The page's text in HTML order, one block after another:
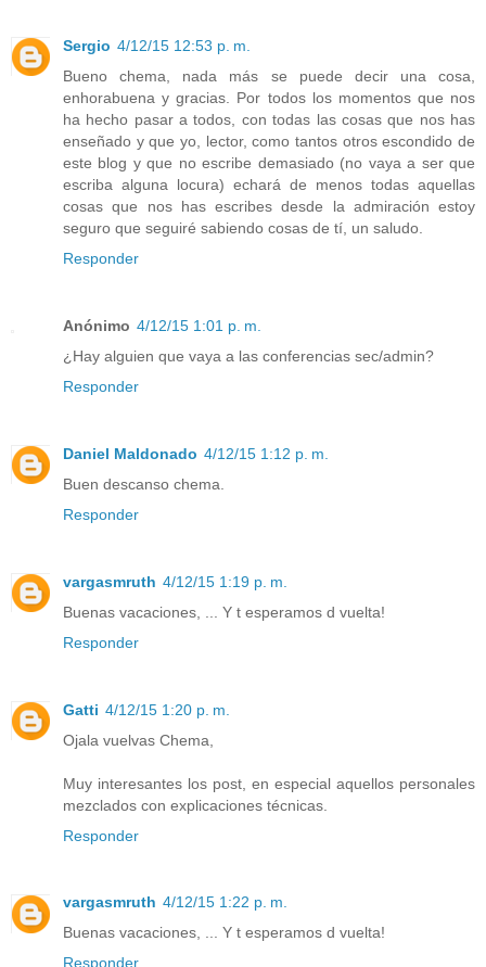
Sergio 4/12/15 12:53 p. m.
Bueno chema, nada más se puede decir una cosa,
enhorabuena y gracias. Por todos los momentos que nos
ha hecho pasar a todos, con todas las cosas que nos has
enseñado y que yo, lector, como tantos otros escondido de
este blog y que no escribe demasiado (no vaya a ser que
escriba alguna locura) echará de menos todas aquellas
cosas que nos has escribes desde la admiración estoy
seguro que seguiré sabiendo cosas de tí, un saludo.
Responder
Anónimo 4/12/15 1:01 p. m.
¿Hay alguien que vaya a las conferencias sec/admin?
Responder
Daniel Maldonado 4/12/15 1:12 p. m.
Buen descanso chema.
Responder
vargasmruth 4/12/15 1:19 p. m.
Buenas vacaciones, ... Y t esperamos d vuelta!
Responder
Gatti 4/12/15 1:20 p. m.
Ojala vuelvas Chema,
Muy interesantes los post, en especial aquellos personales
mezclados con explicaciones técnicas.
Responder
vargasmruth 4/12/15 1:22 p. m.
Buenas vacaciones, ... Y t esperamos d vuelta!
Responder